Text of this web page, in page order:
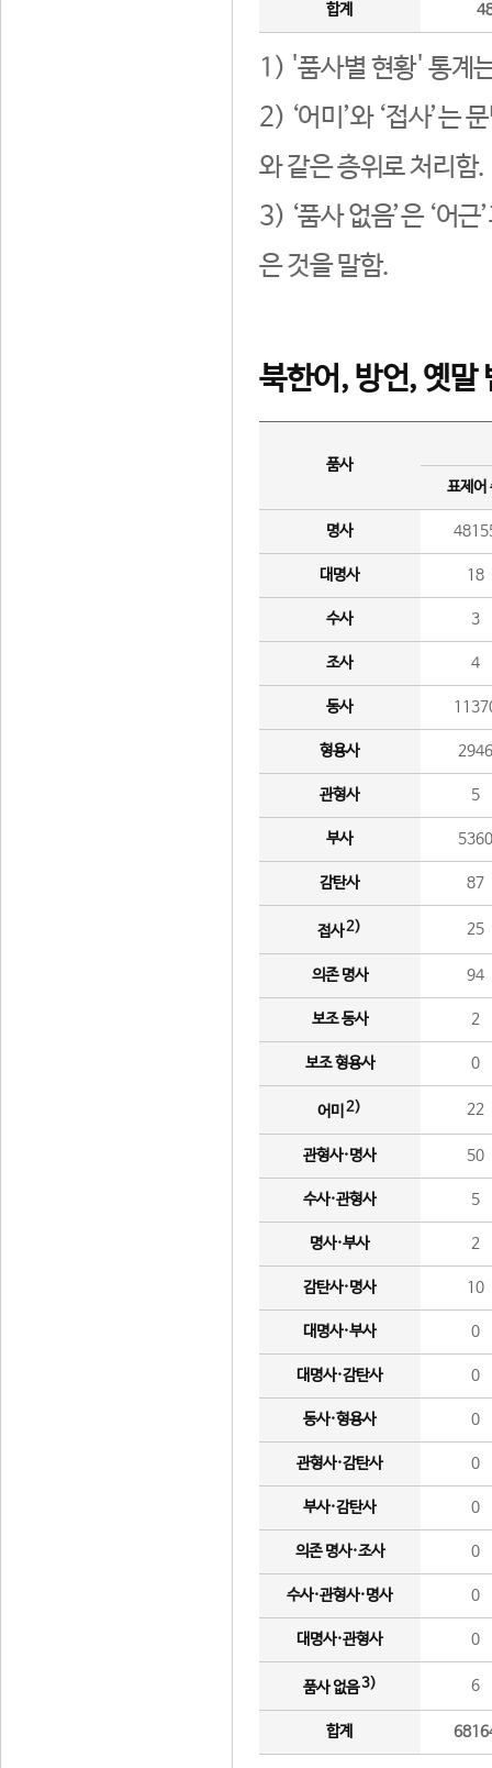
합계
1) '품사별 현황' 통계
2) ‘어미’와 ‘접사’는
와 같은 층위로 처리함.
3) ‘품사 없음’은 ‘어
은 것을 말함.
북한어, 방언, 옛말
품사
표제어
명사
대명사 18
수사 3
조사 4
동사
형용사 2946
관형사 5
부사 5360
감탄사 87
접사2) 25
의존 명사 94
보조 동사 2
보조 형용사 0
어미 2) 22
관형사·명사 50
수사·관형사 5
명사·부사 2
감탄사·명사 10
대명사·부사 0
대명사·감탄사 0
동사·형용사 0
관형사·감탄사 0
부사·감탄사 0
의존 명사·조사 0
수사·관형사·명사 0
대명사·관형사 0
품사 없음3) 6
합계